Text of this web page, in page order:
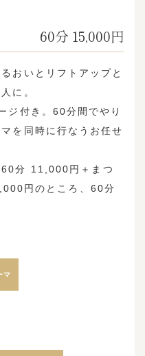
60分 15,000円
おいとリフトアップと
に。
ジ付き。60分間でやり
を同時に行なうお任せ
60分 11,000円＋まつ
円のところ、60分
マ